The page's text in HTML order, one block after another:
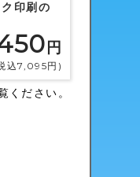
印刷の
円
込7,095円)
ください。